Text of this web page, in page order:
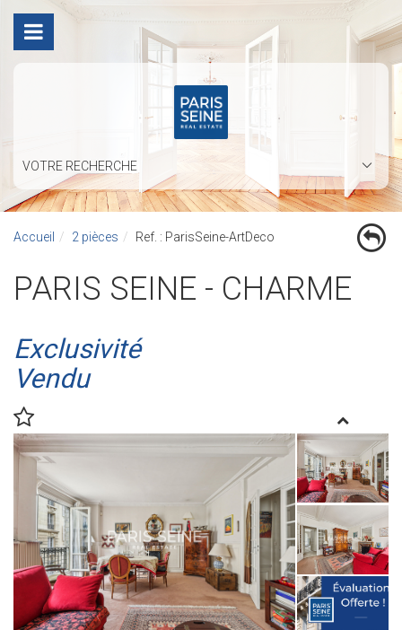
VOTRE RECHERCHE
Accueil 2 pièces Ref. : ParisSeine-ArtDeco
PARIS SEINE - CHARME
Exclusivité
Vendu